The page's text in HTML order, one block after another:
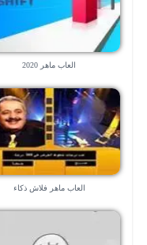
العاب ماهر 2020
العاب ماهر فلاش ذكاء